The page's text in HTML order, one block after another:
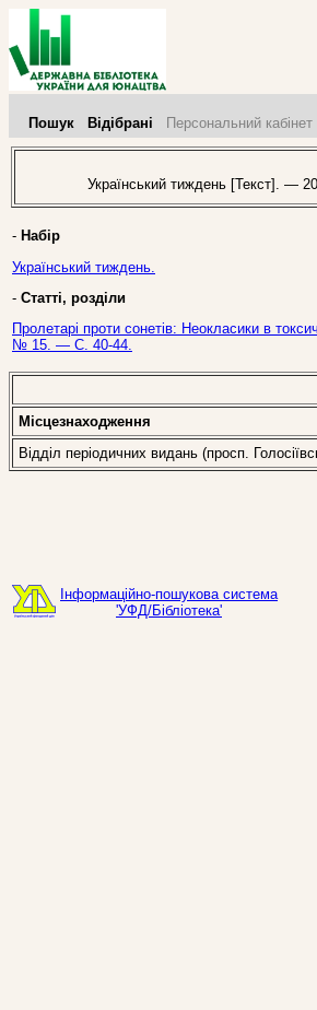
Пошук Відібрані Персональний кабінет
Український тиждень [Текст]. —
- Набір
Український тиждень.
- Статті, розділи
Пролетарі проти сонетів: Неокласики в
№ 15. — С. 40-44.
Місцезнаходження
Відділ періодичних видань (просп.
Інформаційно-пошукова система
'УФД/Бібліотека'